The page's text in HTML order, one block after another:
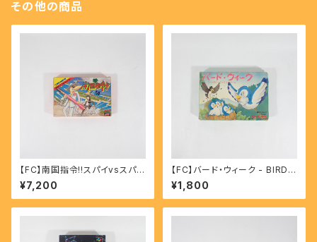
その他の商品
【FC】南国指令!!スパイvsスパイ
- Nangoku Shirei!!SPY VS
SPY
¥7,200
【FC】バード・ウィーク - BIRD
WEEK
¥1,800